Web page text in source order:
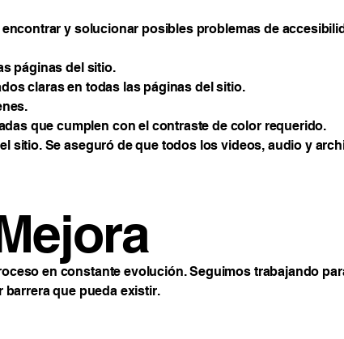
y solucionar posibles problemas de
páginas del sitio.
claras en todas las páginas del sitio.
que cumplen con el contraste de color requerido.
sitio. Se aseguró de que todos los videos, audio y
en constante evolución. Seguimos trabajando
que pueda existir.